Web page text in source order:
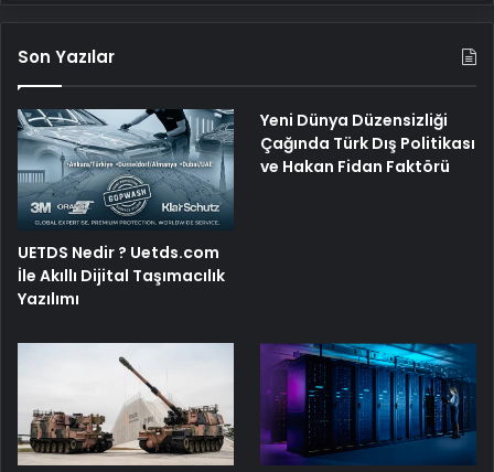
Son Yazılar
UETDS Nedir ? Uetds.com
İle Akıllı Dijital Taşımacılık
Yazılımı
Yeni Dünya Düzensizliği
Çağında Türk Dış Politikası
ve Hakan Fidan Faktörü